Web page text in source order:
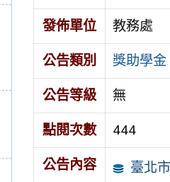
發佈單位 教務處
公告類別 獎助學金
公告等級 無
點閱次數 444
公告內容 臺北